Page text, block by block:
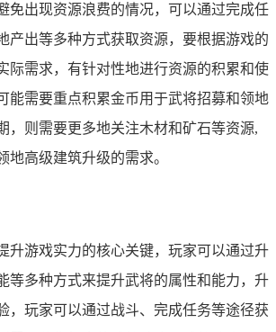
免出现资源浪费的情况，可以通过完成任
产出等多种方式获取资源，要根据游戏的
际需求，有针对性地进行资源的积累和使
能需要重点积累金币用于武将招募和领地
，则需要更多地关注木材和矿石等资源,
地高级建筑升级的需求。
升游戏实力的核心关键，玩家可以通过升
等多种方式来提升武将的属性和能力，升
，玩家可以通过战斗、完成任务等途径获